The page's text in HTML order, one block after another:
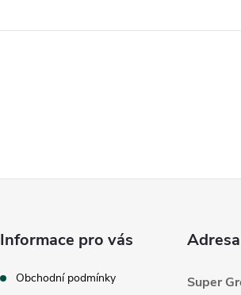
Informace pro vás
Obchodní podmínky
Super